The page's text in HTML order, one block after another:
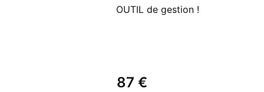
OUTIL de gestion !
87 €